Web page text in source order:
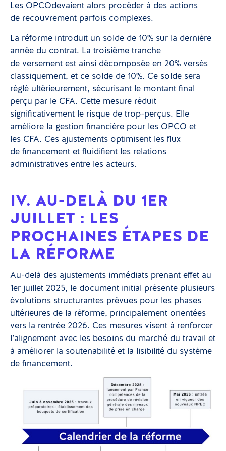
Les OPCOdevaient alors procéder à des actions
de recouvrement parfois complexes.
La réforme introduit un solde de 10% sur la dernière
année du contrat. La troisième tranche
de versement est ainsi décomposée en 20% versés
classiquement, et ce solde de 10%. Ce solde sera
réglé ultérieurement, sécurisant le montant final
perçu par le CFA. Cette mesure réduit
significativement le risque de trop-perçus. Elle
améliore la gestion financière pour les OPCO et
les CFA. Ces ajustements optimisent les flux
de financement et fluidifient les relations
administratives entre les acteurs.
IV. AU-DELÀ DU 1ER
JUILLET : LES
PROCHAINES ÉTAPES DE
LA RÉFORME
Au-delà des ajustements immédiats prenant effet au
1er juillet 2025, le document initial présente plusieurs
évolutions structurantes prévues pour les phases
ultérieures de la réforme, principalement orientées
vers la rentrée 2026. Ces mesures visent à renforcer
l’alignement avec les besoins du marché du travail et
à améliorer la soutenabilité et la lisibilité du système
de financement.